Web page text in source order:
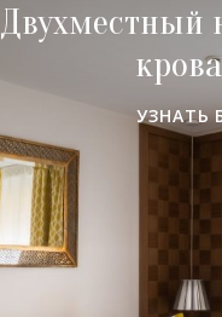
Двухместный
УЗНАТЬ